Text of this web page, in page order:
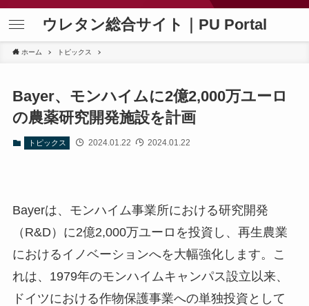
ウレタン総合サイト｜PU Portal
ホーム トピックス
Bayer、モンハイムに2億2,000万ユーロ
の農薬研究開発施設を計画
トピックス 2024.01.22 2024.01.22
Bayerは、モンハイム事業所における研究開発
（R&D）に2億2,000万ユーロを投資し、再生農業
におけるイノベーションへを大幅強化します。こ
れは、1979年のモンハイムキャンパス設立以来、
ドイツにおける作物保護事業への単独投資として